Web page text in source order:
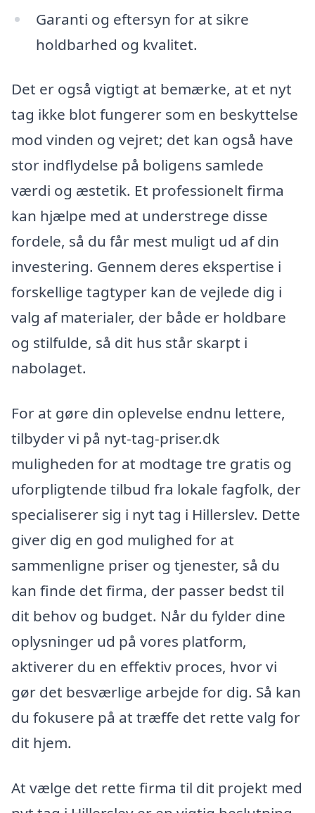
Garanti og eftersyn for at sikre
holdbarhed og kvalitet.
Det er også vigtigt at bemærke, at et nyt
tag ikke blot fungerer som en beskyttelse
mod vinden og vejret; det kan også have
stor indflydelse på boligens samlede
værdi og æstetik. Et professionelt firma
kan hjælpe med at understrege disse
fordele, så du får mest muligt ud af din
investering. Gennem deres ekspertise i
forskellige tagtyper kan de vejlede dig i
valg af materialer, der både er holdbare
og stilfulde, så dit hus står skarpt i
nabolaget.
For at gøre din oplevelse endnu lettere,
tilbyder vi på nyt-tag-priser.dk
muligheden for at modtage tre gratis og
uforpligtende tilbud fra lokale fagfolk, der
specialiserer sig i nyt tag i Hillerslev. Dette
giver dig en god mulighed for at
sammenligne priser og tjenester, så du
kan finde det firma, der passer bedst til
dit behov og budget. Når du fylder dine
oplysninger ud på vores platform,
aktiverer du en effektiv proces, hvor vi
gør det besværlige arbejde for dig. Så kan
du fokusere på at træffe det rette valg for
dit hjem.
At vælge det rette firma til dit projekt med